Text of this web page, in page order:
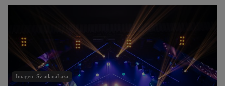
Imagen: SviatlanaLaza